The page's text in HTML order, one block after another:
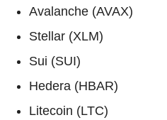
Avalanche (AVAX)
Stellar (XLM)
Sui (SUI)
Hedera (HBAR)
Litecoin (LTC)